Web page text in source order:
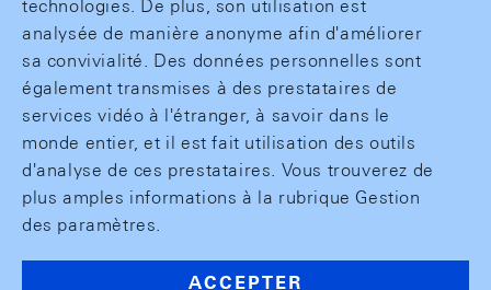
technologies. De plus, son utilisation est
analysée de manière anonyme afin d'améliorer
sa convivialité. Des données personnelles sont
également transmises à des prestataires de
services vidéo à l'étranger, à savoir dans le
monde entier, et il est fait utilisation des outils
d'analyse de ces prestataires. Vous trouverez de
plus amples informations à la rubrique Gestion
des paramètres.
ACCEPTER